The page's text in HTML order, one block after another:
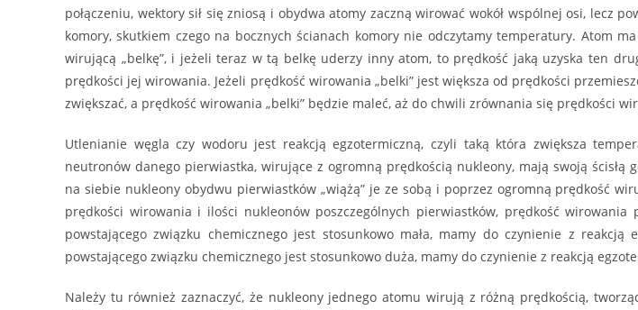
połączeniu, wektory sił się zniosą i obydwa atomy zaczną wirować wokół wspólnej osi, lecz
komory, skutkiem czego na bocznych ścianach komory nie odczytamy temperatury. Atom
wirującą „belkę”, i jeżeli teraz w tą belkę uderzy inny atom, to prędkość jaką uzyska ten
prędkości jej wirowania. Jeżeli prędkość wirowania „belki” jest większa od prędkości
zwiększać, a prędkość wirowania „belki” będzie maleć, aż do chwili zrównania się prędkości
Utlenianie węgla czy wodoru jest reakcją egzotermiczną, czyli taką która zwiększa
neutronów danego pierwiastka, wirujące z ogromną prędkością nukleony, mają swoją ścisłą
na siebie nukleony obydwu pierwiastków „wiążą” je ze sobą i poprzez ogromną prędkość
prędkości wirowania i ilości nukleonów poszczególnych pierwiastków, prędkość
powstającego związku chemicznego jest stosunkowo mała, mamy do czynienie z
powstającego związku chemicznego jest stosunkowo duża, mamy do czynienie z reakcją
Należy tu również zaznaczyć, że nukleony jednego atomu wirują z różną prędkością,